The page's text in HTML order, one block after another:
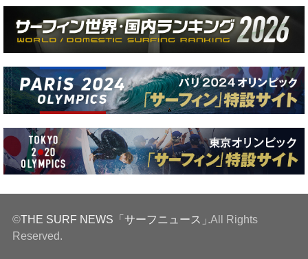
©THE SURF NEWS「サーフニュース」.All Rights
Reserved.